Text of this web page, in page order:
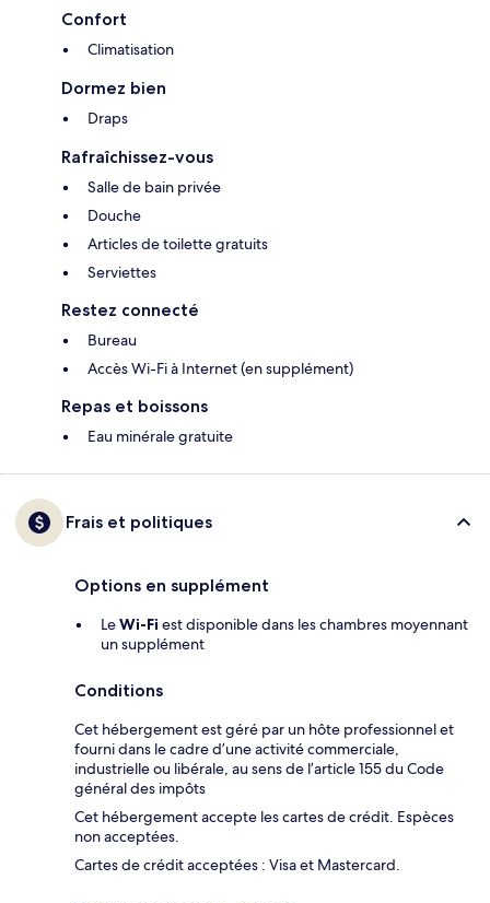
Confort
Climatisation
Dormez bien
Draps
Rafraîchissez-vous
Salle de bain privée
Douche
Articles de toilette gratuits
Serviettes
Restez connecté
Bureau
Accès Wi-Fi à Internet (en supplément)
Repas et boissons
Eau minérale gratuite
Frais et politiques
Options en supplément
LeWi-Fi est disponible dans les chambres moyennant
un supplément
Conditions
Cet hébergement est géré par un hôte professionnel et
fourni dans le cadre d’une activité commerciale,
industrielle ou libérale, au sens de l’article 155 du Code
général des impôts
Cet hébergement accepte les cartes de crédit. Espèces
non acceptées.
Cartes de crédit acceptées : Visa et Mastercard.